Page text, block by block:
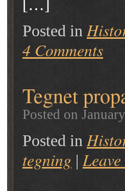
[…]
Posted in
4 Comments
Tegnet
Posted on
Posted in
tegning |